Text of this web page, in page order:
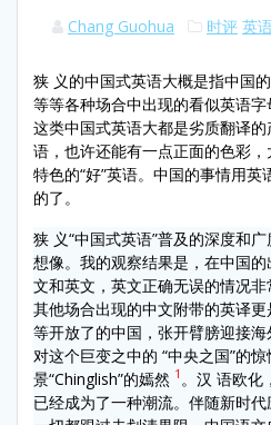
Chang Guohua 时评 英
狭 义的中国式英语大概是指中国
等等各种场合中出现的看似英语字
这类中国式英语大都是劣质翻译
语，也许还能有一点正面的色彩
特色的“好”英语。中国的事情用
的了。
狭 义“中国式英语”普及的深度和
想像。我的观察结果是，在中国
文和英文，英文正确无误的情况非
其他场合出现的中文附带的英译
等开放了的中国，张开臂膀迎接
对这个巨变之中的 “中央之国”的
景“Chinglish”的嫣然 1 。汉 语欧化
已经成为了一种潮流。伴随新时